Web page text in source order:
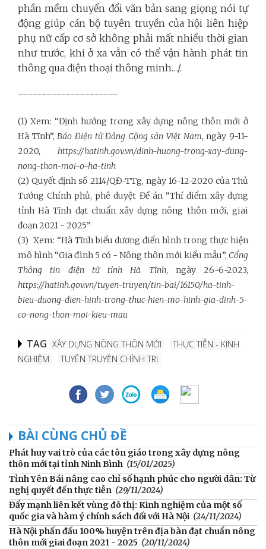
phần mềm chuyển đổi văn bản sang giọng nói tự
động giúp cán bộ tuyên truyền của hội liên hiệp
phụ nữ cấp cơ sở không phải mất nhiều thời gian
như trước, khi ở xa vẫn có thể vận hành phát tin
thông qua điện thoại thông minh…/.
---------------------
(1) Xem: “Định hướng trong xây dựng nông thôn mới ở
Hà Tĩnh”,Báo Điện tử Đảng Cộng sản Việt Nam, ngày 9-11-
2020, https://hatinh.gov.vn/dinh-huong-trong-xay-dung-
nong-thon-moi-o-ha-tinh
(2) Quyết định số 2114/QĐ-TTg, ngày 16-12-2020 của Thủ
Tướng Chính phủ, phê duyệt Đề án “Thí điểm xây dựng
tỉnh Hà Tĩnh đạt chuẩn xây dựng nông thôn mới, giai
đoạn 2021 - 2025”
(3) Xem: “Hà Tĩnh biểu dương điển hình trong thực hiện
mô hình “Gia đình 5 có - Nông thôn mới kiểu mẫu”, Cổng
Thông tin điện tử tỉnh Hà Tĩnh, ngày 26-6-2023,
https://hatinh.gov.vn/tuyen-truyen/tin-bai/16150/ha-tinh-
bieu-duong-dien-hinh-trong-thuc-hien-mo-hinh-gia-dinh-5-
co-nong-thon-moi-kieu-mau
TAG XÂY DỰNG NÔNG THÔN MỚI
THỰC TIỄN - KINH
NGHIỆM
TUYÊN TRUYỀN CHÍNH TRỊ
BÀI CÙNG CHỦ ĐỀ
Phát huy vai trò của các tôn giáo trong xây dựng nông
thôn mới tại tỉnh Ninh Bình (15/01/2025)
Tỉnh Yên Bái nâng cao chỉ số hạnh phúc cho người dân: Từ
nghị quyết đến thực tiễn (29/11/2024)
Đẩy mạnh liên kết vùng đô thị: Kinh nghiệm của một số
quốc gia và hàm ý chính sách đối với Hà Nội (24/11/2024)
Hà Nội phấn đấu 100% huyện trên địa bàn đạt chuẩn nông
thôn mới giai đoạn 2021 - 2025 (20/11/2024)